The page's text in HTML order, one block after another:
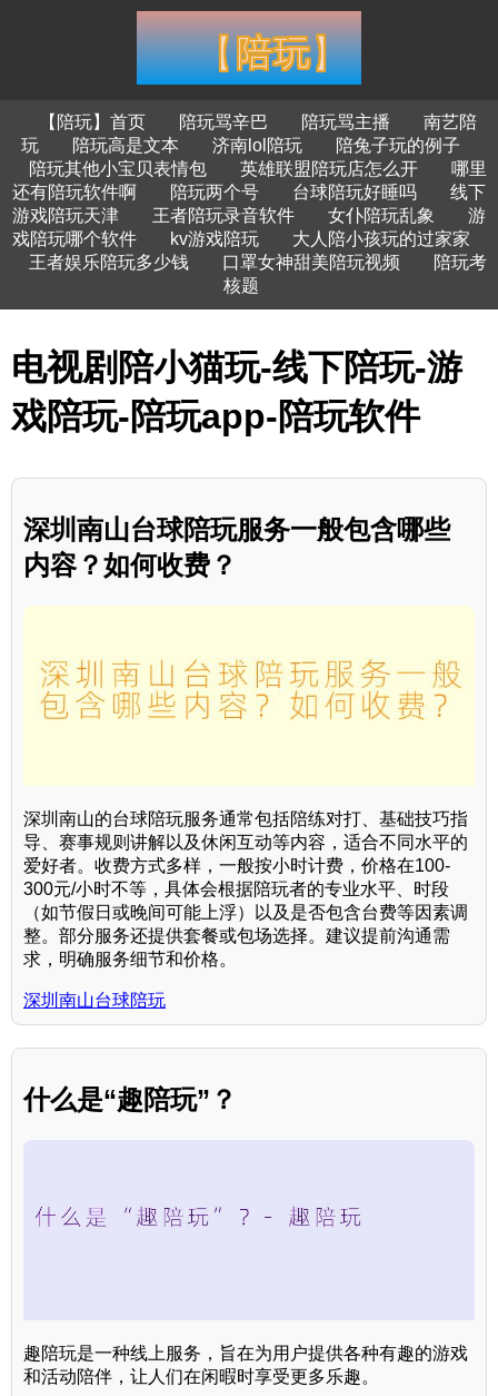
【陪玩】首页 陪玩骂辛巴 陪玩骂主播
南艺陪
玩
陪玩高是文本 济南lol陪玩
陪兔子玩的例子
陪玩其他小宝贝表情包
英雄联盟陪玩店怎么开
哪里
还有陪玩软件啊
陪玩两个号 台球陪玩好睡吗
线下
游戏陪玩天津
王者陪玩录音软件 女仆陪玩乱象
游
戏陪玩哪个软件
kv游戏陪玩
大人陪小孩玩的过家家
王者娱乐陪玩多少钱
口罩女神甜美陪玩视频
陪玩考
核题
电视剧陪小猫玩-线下陪玩-游
戏陪玩-陪玩app-陪玩软件
深圳南山台球陪玩服务一般包含哪些
内容？如何收费？
深圳南山的台球陪玩服务通常包括陪练对打、基础技巧指
导、赛事规则讲解以及休闲互动等内容，适合不同水平的
爱好者。收费方式多样，一般按小时计费，价格在100-
300元/小时不等，具体会根据陪玩者的专业水平、时段
（如节假日或晚间可能上浮）以及是否包含台费等因素调
整。部分服务还提供套餐或包场选择。建议提前沟通需
求，明确服务细节和价格。
深圳南山台球陪玩
什么是“趣陪玩”？
趣陪玩是一种线上服务，旨在为用户提供各种有趣的游戏
和活动陪伴，让人们在闲暇时享受更多乐趣。